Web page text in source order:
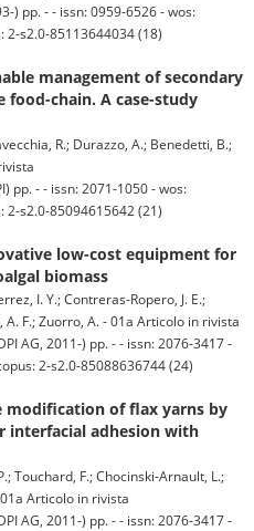
) pp. - - issn: 0959-6526 - wos:
2-s2.0-85113644034 (18)
management of secondary
chain. A case-study
R.; Durazzo, A.; Benedetti, B.;
pp. - - issn: 2071-1050 - wos:
2-s2.0-85094615642 (21)
low-cost equipment for
biomass
I. Y.; Contreras-Ropero, J. E.;
F.; Zuorro, A. - 01a Articolo in rivista
AG, 2011-) pp. - - issn: 2076-3417 -
2-s2.0-85088636744 (24)
modification of flax yarns by
interfacial adhesion with
Touchard, F.; Chocinski-Arnault, L.;
Articolo in rivista
AG, 2011-) pp. - - issn: 2076-3417 -